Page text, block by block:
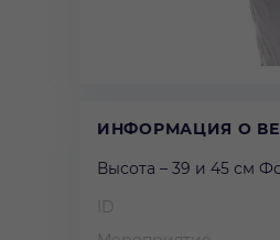
ИНФОРМАЦИЯ О
Высота – 39 и 45 см
ID